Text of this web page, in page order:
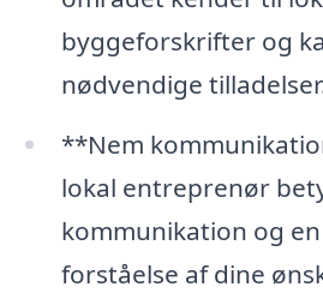
byggeforskrifter og
nødvendige
**Nem
lokal entreprenør
kommunikation og
forståelse af dine